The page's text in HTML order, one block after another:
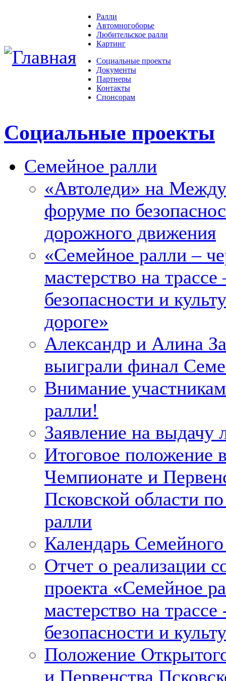
Ралли
Автомногоборье
Любительское ралли
Картинг
Социальные проекты
Документы
Партнеры
Контакты
Спонсорам
Социальные проекты
Семейное ралли
«Автоледи» на
форуме по
дорожного движения
«Семейное ралли –
мастерство на трассе
безопасности и
дороге»
Александр и Алина
выиграли финал
Внимание
ралли!
Заявление на выдачу
Итоговое положение
Чемпионате и
Псковской области
ралли
Календарь
Отчет о реализации
проекта «Семейное
мастерство на трассе
безопасности и
Положение
и Первенства